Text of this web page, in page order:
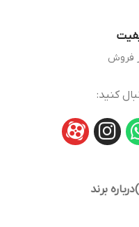
فروش
کنید:
درباره برند